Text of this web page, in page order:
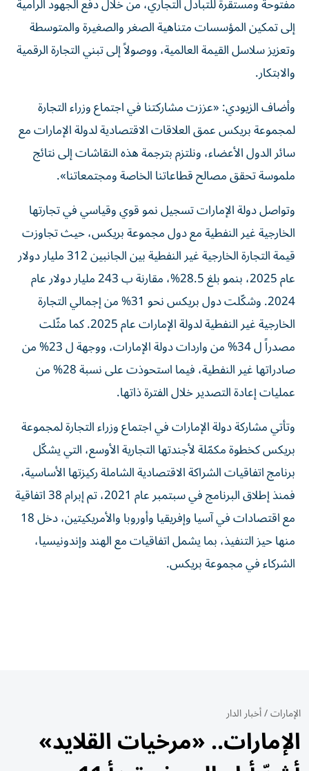
إلى تمكين المؤسسات متناهية الصغر والصغيرة والمتوسطة
وتعزيز سلاسل القيمة العالمية، ووصولاً إلى تبني التجارة الرقمية
والابتكار.
وأضاف الزيودي: «عززت مشاركتنا في اجتماع وزراء التجارة
لمجموعة بريكس عمق العلاقات الاقتصادية لدولة الإمارات مع
سائر الدول الأعضاء، ونلتزم بترجمة هذه النقاشات إلى نتائج
ملموسة تحقق مصالح قطاعاتنا الخاصة ومجتمعاتنا».
وتواصل دولة الإمارات تسجيل نمو قوي وقياسي في تجارتها
الخارجية غير النفطية مع دول مجموعة بريكس، حيث تجاوزت
قيمة التجارة الخارجية غير النفطية بين الجانبين 312 مليار دولار
عام 2025، بنمو بلغ 28.5%، مقارنة ب 243 مليار دولار عام
2024. وشكّلت دول بريكس نحو 31% من إجمالي التجارة
الخارجية غير النفطية لدولة الإمارات عام 2025. كما مثّلت
مصدراً ل 34% من واردات دولة الإمارات، ووجهة ل 23% من
صادراتها غير النفطية، فيما استحوذت على نسبة 28% من
عمليات إعادة التصدير خلال الفترة ذاتها.
وتأتي مشاركة دولة الإمارات في اجتماع وزراء التجارة لمجموعة
بريكس كخطوة مكمّلة لأجندتها التجارية الأوسع، التي يشكّل
برنامج اتفاقيات الشراكة الاقتصادية الشاملة ركيزتها الأساسية،
فمنذ إطلاق البرنامج في سبتمبر عام 2021، تم إبرام 38 اتفاقية
مع اقتصادات في آسيا وإفريقيا وأوروبا والأمريكيتين، دخل 18
منها حيز التنفيذ، بما يشمل اتفاقيات مع الهند وإندونيسيا،
الشركاء في مجموعة بريكس.
الإمارات/أخبار الدار
الإمارات.. «مرخيات القلايد»